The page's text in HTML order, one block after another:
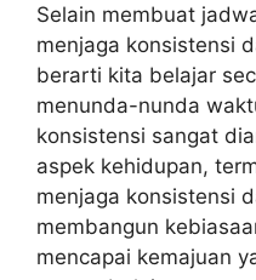
Selain membuat
menjaga konsistensi
berarti kita belajar
menunda-nunda
konsistensi sangat
aspek kehidupan,
menjaga konsistensi
membangun
mencapai kemajuan